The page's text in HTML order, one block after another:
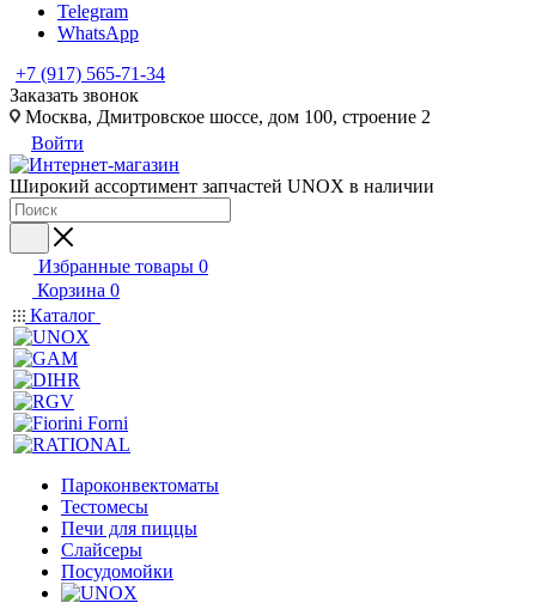
Telegram
WhatsApp
+7 (917) 565-71-34
Заказать звонок
Москва, Дмитровское шоссе, дом 100, строение 2
Войти
Широкий ассортимент запчастей UNOX в наличии
Избранные товары 0
Корзина 0
Каталог
Пароконвектоматы
Тестомесы
Печи для пиццы
Слайсеры
Посудомойки